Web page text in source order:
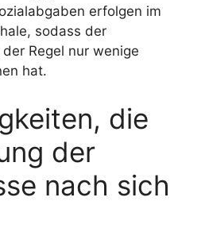
erfolgen im
sodass der
Regel nur wenige
hat.
die
der
nach sich